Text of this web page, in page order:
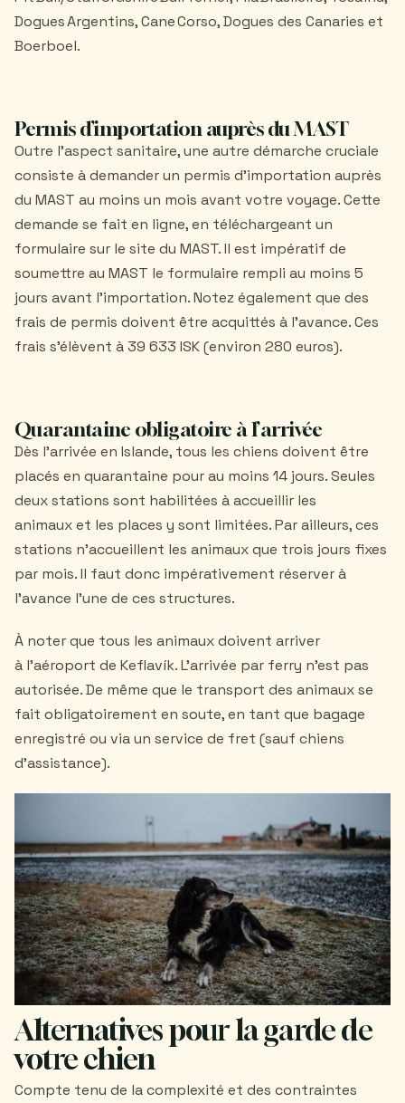
Dogues Argentins, Cane Corso, Dogues des Canaries et
Boerboel.
Permis d’importation auprès du MAST
Outre l’aspect sanitaire, une autre démarche cruciale
consiste à demander un permis d’importation auprès
du MAST au moins un mois avant votre voyage. Cette
demande se fait en ligne, en téléchargeant un
formulaire sur le site du MAST. Il est impératif de
soumettre au MAST le formulaire rempli au moins 5
jours avant l’importation. Notez également que des
frais de permis doivent être acquittés à l’avance. Ces
frais s’élèvent à 39 633 ISK (environ 280 euros).
Quarantaine obligatoire à l’arrivée
Dès l’arrivée en Islande, tous les chiens doivent être
placés en quarantaine pour au moins 14 jours. Seules
deux stations sont habilitées à accueillir les
animaux et les places y sont limitées. Par ailleurs, ces
stations n’accueillent les animaux que trois jours fixes
par mois. Il faut donc impérativement réserver à
l’avance l’une de ces structures.
À noter que tous les animaux doivent arriver
à l'aéroport de Keflavík. L'arrivée par ferry n'est pas
autorisée. De même que le transport des animaux se
fait obligatoirement en soute, en tant que bagage
enregistré ou via un service de fret (sauf chiens
d’assistance).
Alternatives pour la garde de
votre chien
Compte tenu de la complexité et des contraintes